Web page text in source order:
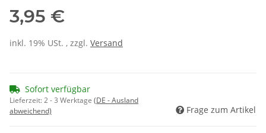
3,95 €
inkl. 19% USt. , zzgl. Versand
Sofort verfügbar
Lieferzeit:2 - 3 Werktage (DE - Ausland
abweichend)
Frage zum Artikel